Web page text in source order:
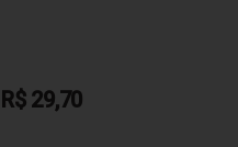
R$ 29,70